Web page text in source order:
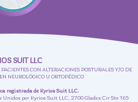
SUIT LLC
CON ALTERACIONES POSTURALES Y/O DE
NEUROLÓGICO U ORTOPÉDICO
registrada de Kyrios Suit LLC.
por Kyrios Suit LLC, 2700 Glades Cir Ste 165